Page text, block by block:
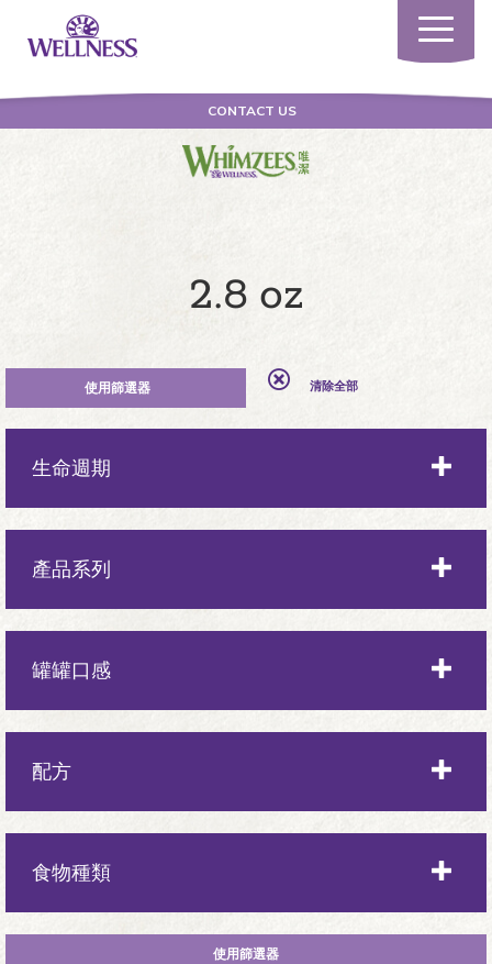
Toggle
CONTACT US
2.8 oz
清除全部
生命週期
全齡
成年
老貓
產品系列
Complete Health全方位系列
罐罐口感
肉丁
肉塊
配方
室內
食物種類